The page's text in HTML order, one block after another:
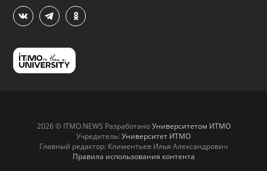
2026 © ITMO.NEWS РазработаноУниверситетом ИТМО
Учредитель: Университет ИТМО
Главный редактор: Климентьев Илья Александрович
Правила использования контента